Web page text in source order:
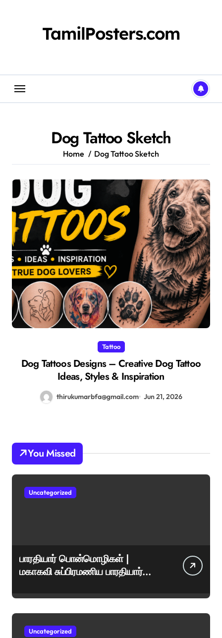
TamilPosters.com
Dog Tattoo Sketch
Home Dog Tattoo Sketch
Tattoo
Dog Tattoos Designs – Creative Dog Tattoo
Ideas, Styles & Inspiration
thirukumarbfa@gmail.com Jun 21, 2026
You Missed
Uncategorized
பாரதியார் பொன்மொழிகள் |
மகாகவி சுப்பிரமணிய பாரதியார்
ஊக்கமளிக்கும் வாசகங்கள்
Uncategorized